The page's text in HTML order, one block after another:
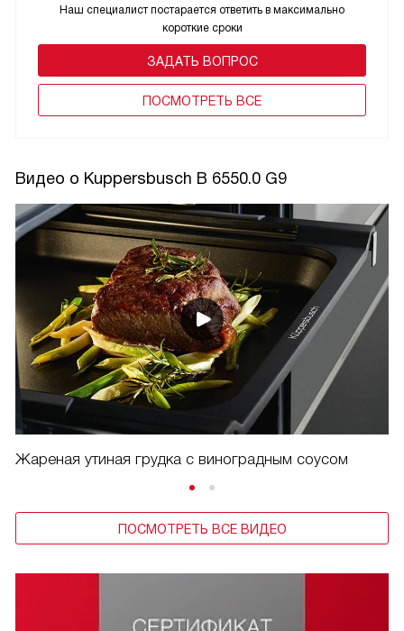
Наш специалист постарается ответить в максимально
короткие сроки
ЗАДАТЬ ВОПРОС
ПОCМОТРЕТЬ ВСЕ
Видео о Kuppersbusch B 6550.0 G9
Жареная утиная грудка с виноградным соусом
ПОСМОТРЕТЬ ВСЕ ВИДЕО